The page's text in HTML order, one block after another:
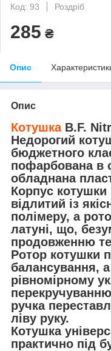
Код: 93
Роздріб
285 ₴
Опис
Опис
КотушкаB.F.
Недорогий
бюджетного
пофарбована в
обладнана
Корпус
відлитий із
полімеру, а
латуні, що,
продовженню
Ротор котушки
балансування,
рівномірному
ручка
ліву руку.
Котушка
практично під